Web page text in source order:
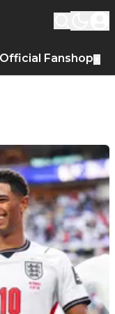
Official Fanshop